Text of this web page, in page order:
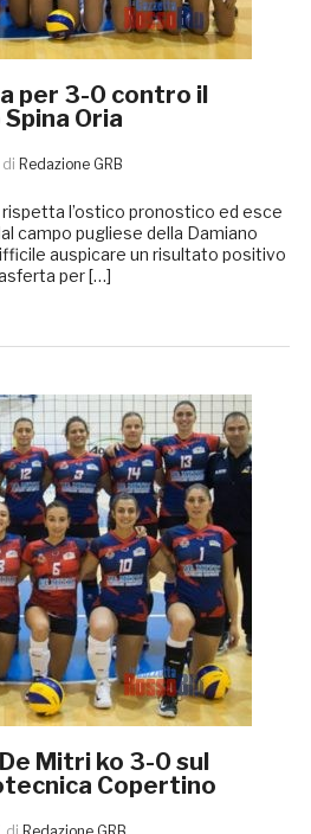
per 3-0 contro il
Oria
di Redazione GRB
l’ostico pronostico ed esce
campo pugliese della Damiano
auspicare un risultato positivo
per […]
Mitri ko 3-0 sul
Copertino